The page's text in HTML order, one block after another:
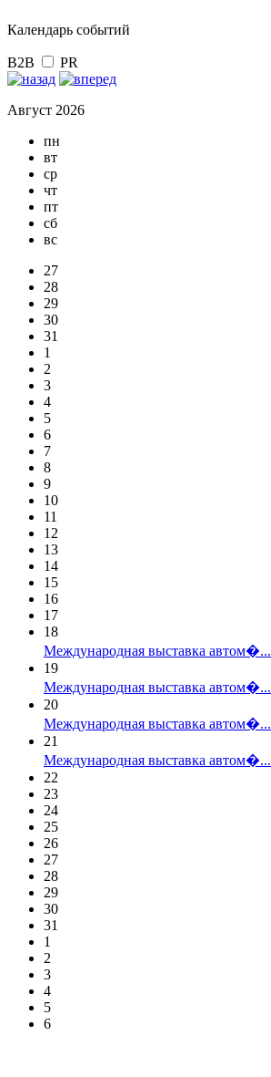
Календарь событий
B2B PR
Август 2026
пн
вт
ср
чт
пт
сб
вс
27
28
29
30
31
1
2
3
4
5
6
7
8
9
10
11
12
13
14
15
16
17
18
Международная выставка автом�...
19
Международная выставка автом�...
20
Международная выставка автом�...
21
Международная выставка автом�...
22
23
24
25
26
27
28
29
30
31
1
2
3
4
5
6